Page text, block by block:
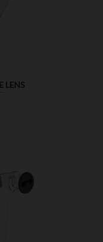
LENS